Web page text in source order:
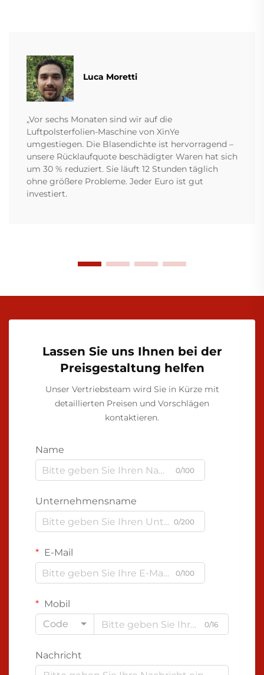
Luca Moretti
„Vor sechs Monaten sind wir auf die
Luftpolsterfolien-Maschine von XinYe
umgestiegen. Die Blasendichte ist hervorragend –
unsere Rücklaufquote beschädigter Waren hat sich
um 30 % reduziert. Sie läuft 12 Stunden täglich
ohne größere Probleme. Jeder Euro ist gut
investiert.
Lassen Sie uns Ihnen bei der
Preisgestaltung helfen
Unser Vertriebsteam wird Sie in Kürze mit
detaillierten Preisen und Vorschlägen
kontaktieren.
Name
0/100
Unternehmensname
0/200
E-Mail
0/100
Mobil
Code
0/16
Nachricht